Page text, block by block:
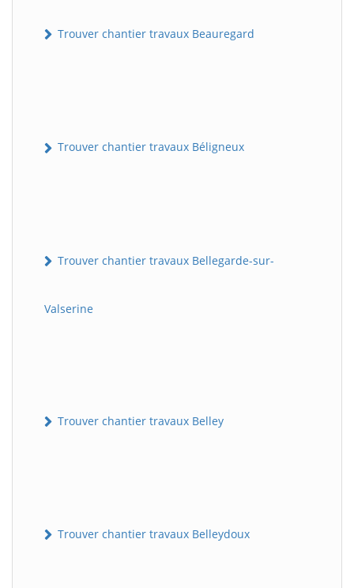
Trouver chantier travaux Beauregard
Trouver chantier travaux Béligneux
Trouver chantier travaux Bellegarde-sur-
Valserine
Trouver chantier travaux Belley
Trouver chantier travaux Belleydoux